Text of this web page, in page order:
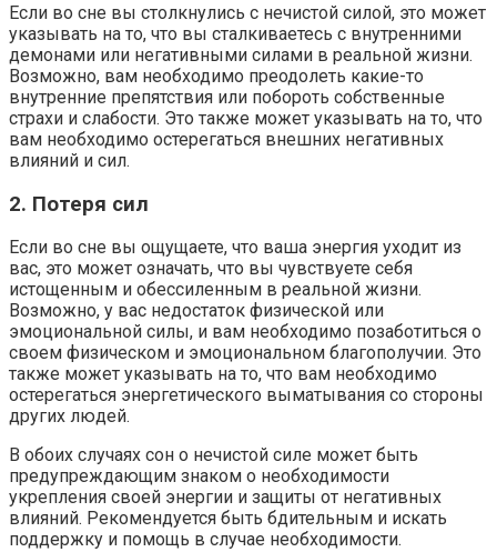
Если во сне вы столкнулись с нечистой силой, это может
указывать на то, что вы сталкиваетесь с внутренними
демонами или негативными силами в реальной жизни.
Возможно, вам необходимо преодолеть какие-то
внутренние препятствия или побороть собственные
страхи и слабости. Это также может указывать на то, что
вам необходимо остерегаться внешних негативных
влияний и сил.
2. Потеря сил
Если во сне вы ощущаете, что ваша энергия уходит из
вас, это может означать, что вы чувствуете себя
истощенным и обессиленным в реальной жизни.
Возможно, у вас недостаток физической или
эмоциональной силы, и вам необходимо позаботиться о
своем физическом и эмоциональном благополучии. Это
также может указывать на то, что вам необходимо
остерегаться энергетического выматывания со стороны
других людей.
В обоих случаях сон о нечистой силе может быть
предупреждающим знаком о необходимости
укрепления своей энергии и защиты от негативных
влияний. Рекомендуется быть бдительным и искать
поддержку и помощь в случае необходимости.